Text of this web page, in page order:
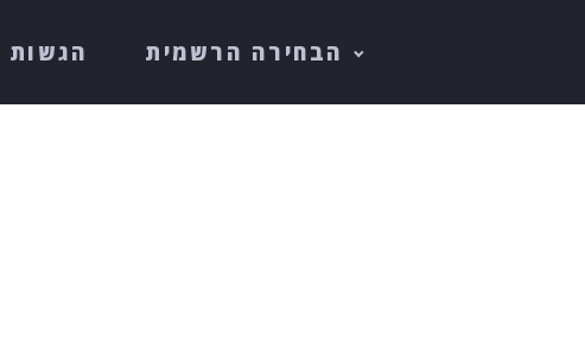
הבחירה הרשמית